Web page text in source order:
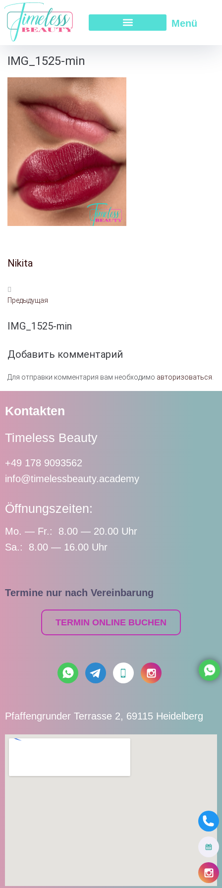
Menü
IMG_1525-min
Nikita
Предыдущая
IMG_1525-min
Добавить комментарий
Для отправки комментария вам необходимо авторизоваться
Kontakten
Timeless Beauty
+49 178 9093562
info@timelessbeauty.academy
Öffnungszeiten:
Mo. — Fr.: 8.00 — 20.00 Uhr
Sa.: 8.00 — 16.00 Uhr
Termine nur nach Vereinbarung
TERMIN ONLINE BUCHEN
Pfaffengrunder Terrasse 2, 69115 Heidelberg